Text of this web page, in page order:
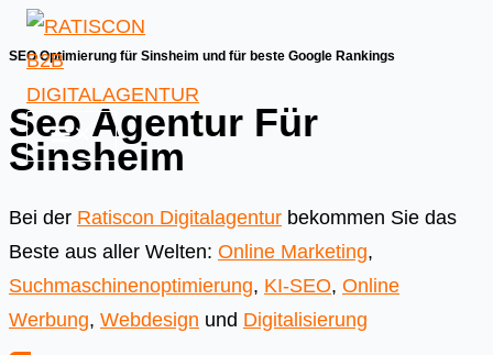
Skip
to
content
SEO Optimierung für Sinsheim und für beste Google Rankings
Seo Agentur Für
Sinsheim
Bei der Ratiscon Digitalagentur bekommen Sie das
Beste aus aller Welten: Online Marketing,
Suchmaschinenoptimierung, KI-SEO, Online
Werbung, Webdesign und Digitalisierung